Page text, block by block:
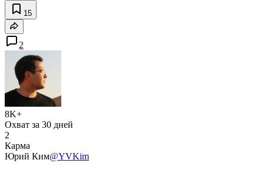
15
2
8K+
Охват за 30 дней
2
Карма
Юрий Ким@YVKim